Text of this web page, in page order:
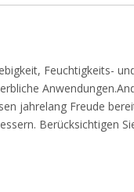
Feuchtigkeits-
jahrelang Freude
Berücksichtigen